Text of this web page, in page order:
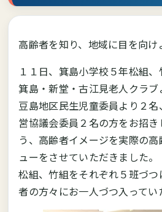
高齢者を知り、地域に目を向け
１１日、箕島小学校５年松組、
箕島・新堂・古江見老人クラ
豆島地区民生児童委員より２
営協議会委員２名の方をお招
う、高齢者イメージを実際の
ューをさせていただきました。
松組、竹組をそれぞれ５班づ
者の方々にお一人づつ入ってい